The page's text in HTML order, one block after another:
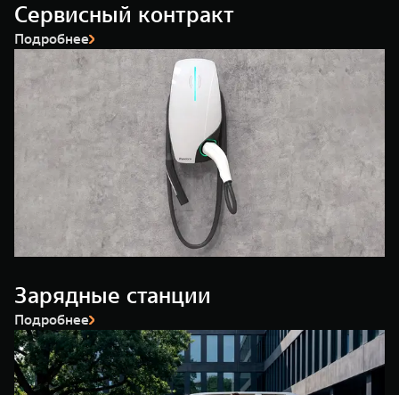
Сервисный контракт
Подробнее
Зарядные станции
Подробнее